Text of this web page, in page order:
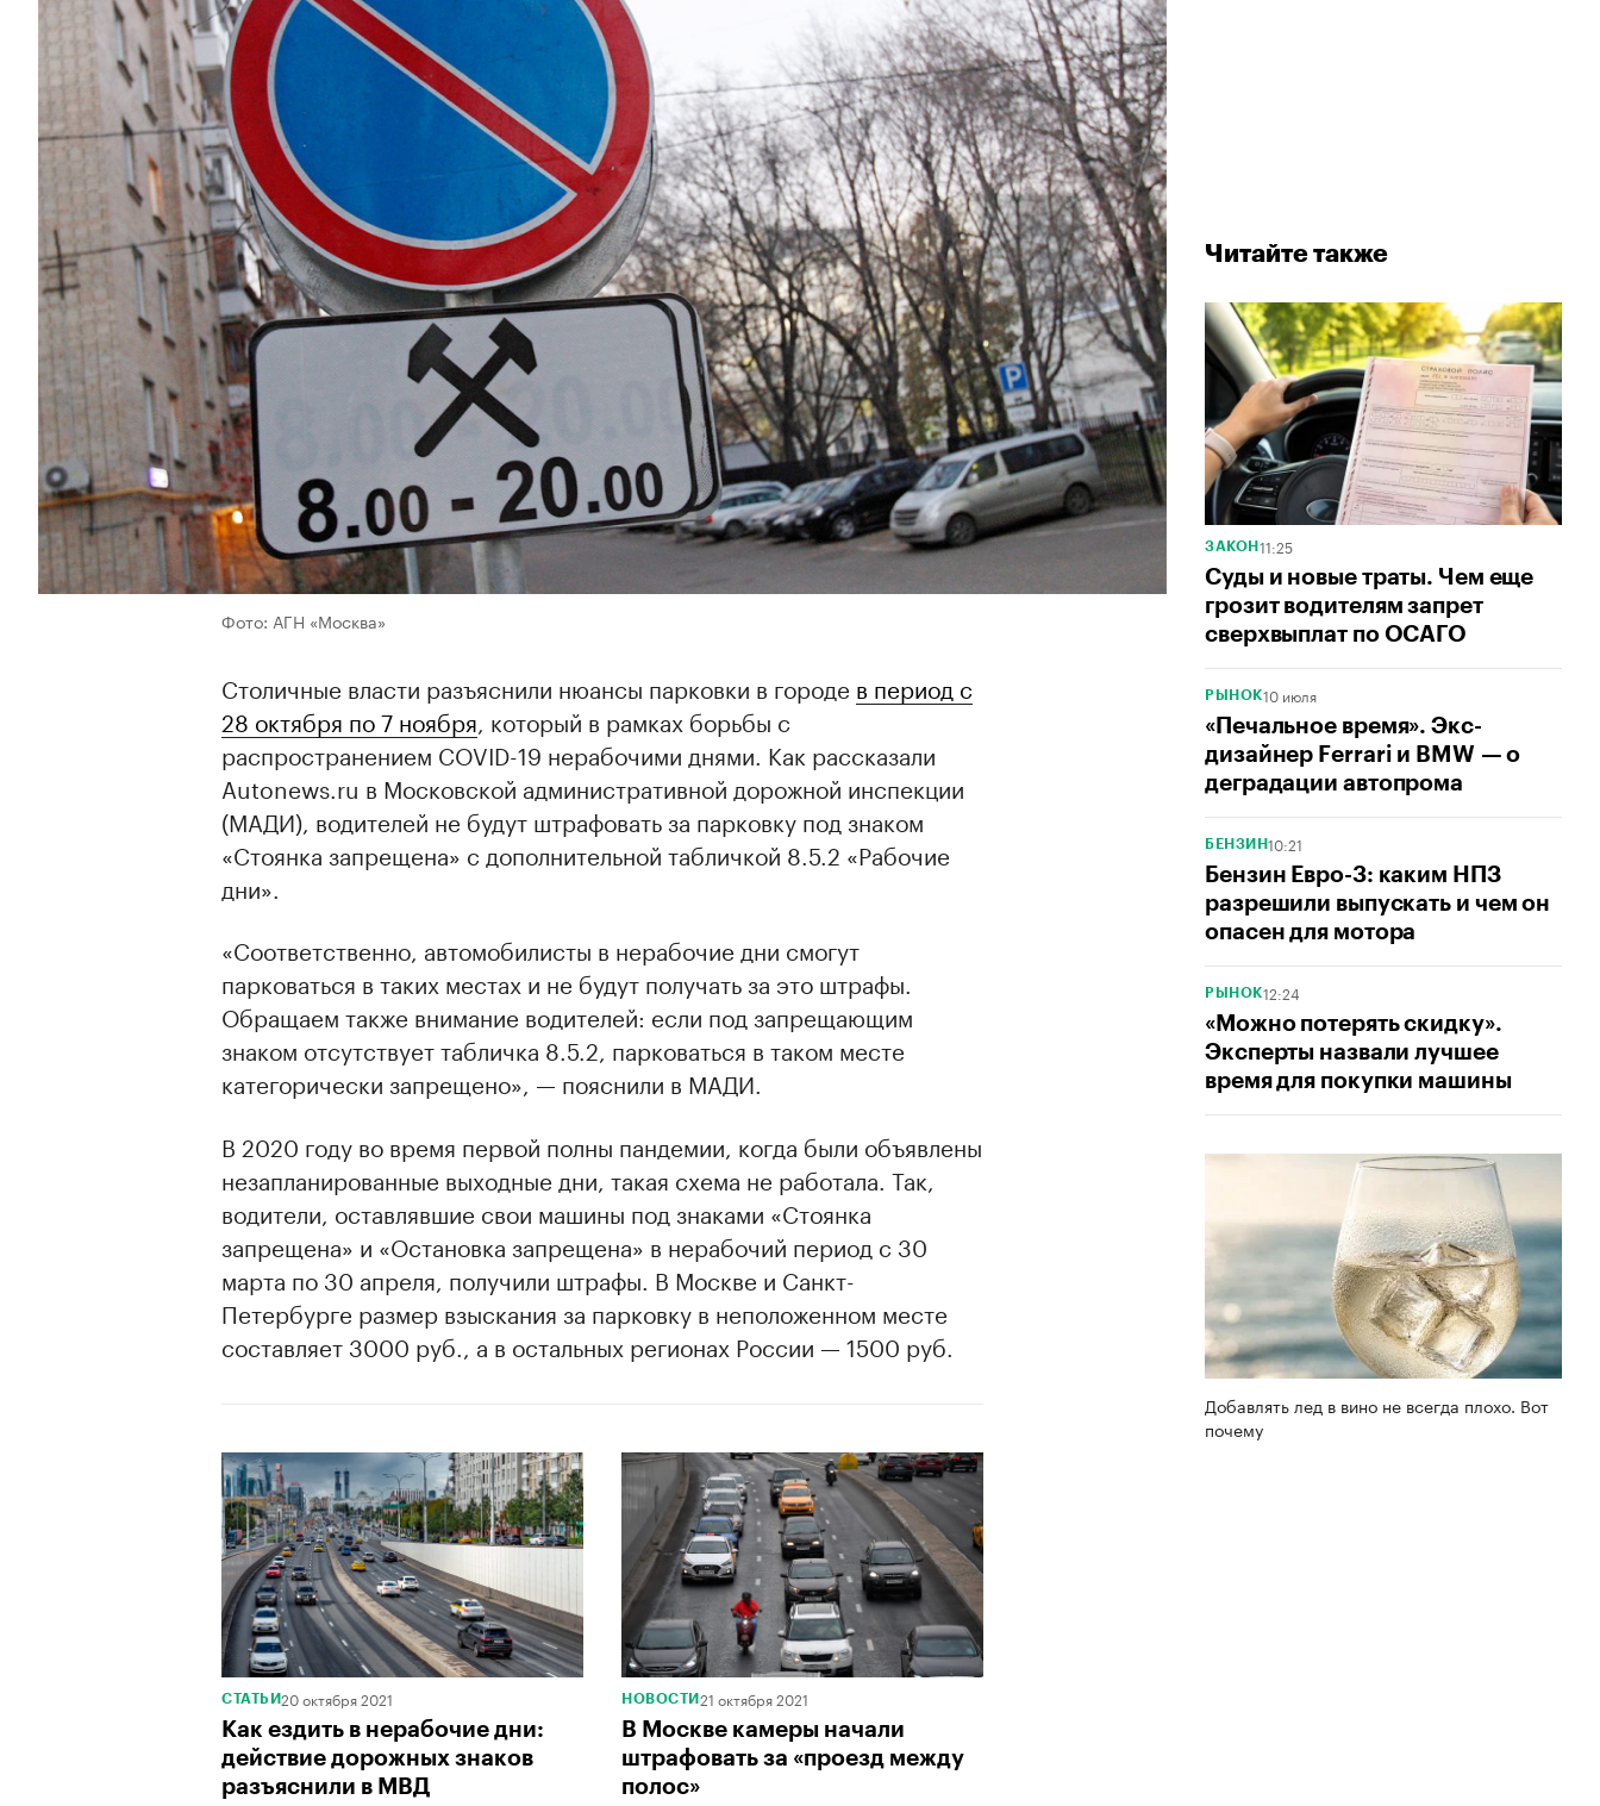
Читайте также
ЗАКОН 11:25
Суды и новые траты. Чем еще
грозит водителям запрет
сверхвыплат по ОСАГО
РЫНОК10 июля
«Печальное время». Экс-
дизайнер Ferrari и BMW — о
деградации автопрома
БЕНЗИН10:21
Бензин Евро-3: каким НПЗ
разрешили выпускать и чем он
опасен для мотора
РЫНОК12:24
«Можно потерять скидку».
Эксперты назвали лучшее
время для покупки машины
Добавлять лед в вино не всегда плохо. Вот
почему
Фото: АГН «Москва»
Столичные власти разъяснили нюансы парковки в городе в период с
28 октября по 7 ноября , который в рамках борьбы с
распространением COVID-19 нерабочими днями. Как рассказали
Autonews.ru в Московской административной дорожной инспекции
(МАДИ), водителей не будут штрафовать за парковку под знаком
«Стоянка запрещена» с дополнительной табличкой 8.5.2 «Рабочие
дни».
«Соответственно, автомобилисты в нерабочие дни смогут
парковаться в таких местах и не будут получать за это штрафы.
Обращаем также внимание водителей: если под запрещающим
знаком отсутствует табличка 8.5.2, парковаться в таком месте
категорически запрещено», — пояснили в МАДИ.
В 2020 году во время первой полны пандемии, когда были объявлены
незапланированные выходные дни, такая схема не работала. Так,
водители, оставлявшие свои машины под знаками «Стоянка
запрещена» и «Остановка запрещена» в нерабочий период с 30
марта по 30 апреля, получили штрафы. В Москве и Санкт-
Петербурге размер взыскания за парковку в неположенном месте
составляет 3000 руб., а в остальных регионах России — 1500 руб.
СТАТЬИ20 октября 2021
Как ездить в нерабочие дни:
действие дорожных знаков
разъяснили в МВД
НОВОСТИ 21 октября 2021
В Москве камеры начали
штрафовать за «проезд между
полос»